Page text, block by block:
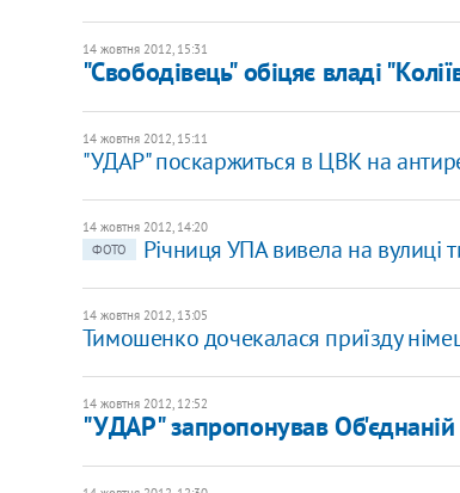
14 жовтня 2012, 15:31
"Свободівець" обіцяє владі
14 жовтня 2012, 15:11
"УДАР" поскаржиться в ЦВК на
14 жовтня 2012, 14:20
ФОТО
Річниця УПА вивела на вулиці
14 жовтня 2012, 13:05
Тимошенко дочекалася приїзду
14 жовтня 2012, 12:52
"УДАР" запропонував